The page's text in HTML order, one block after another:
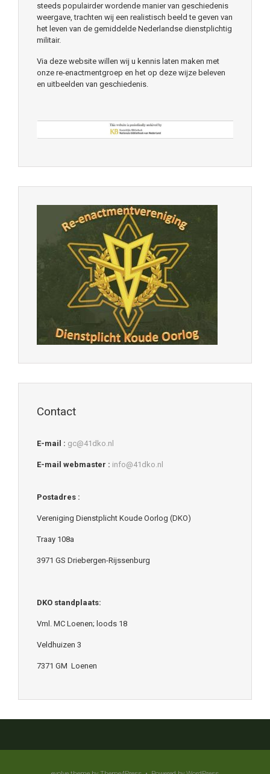
steeds populairder wordende manier van geschiedenis
weergave, trachten wij een realistisch beeld te geven van
het leven van de gemiddelde Nederlandse dienstplichtig
militair.
Via deze website willen wij u kennis laten maken met
onze re-enactmentgroep en het op deze wijze beleven
en uitbeelden van geschiedenis.
Contact
E-mail : gc@41dko.nl
E-mail webmaster : info@41dko.nl
Postadres :
Vereniging Dienstplicht Koude Oorlog (DKO)
Traay 108a
3971 GS Driebergen-Rijssenburg
DKO standplaats:
Vml. MC Loenen; loods 18
Veldhuizen 3
7371 GM Loenen